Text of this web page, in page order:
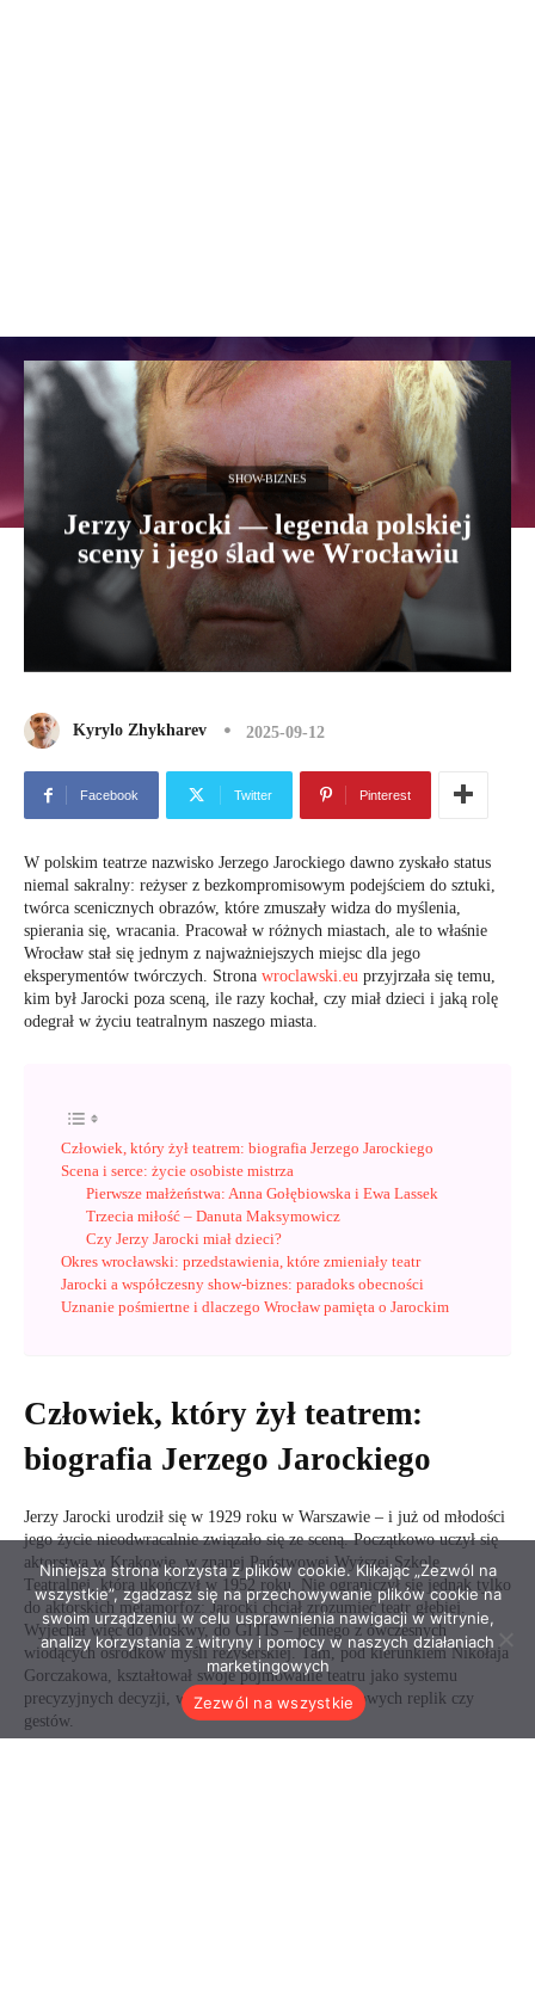
Niniejsza strona korzysta z plików cookie. Klikając „Zezwól na
wszystkie”, zgadzasz się na przechowywanie plików cookie na
swoim urządzeniu w celu usprawnienia nawigacji w witrynie,
analizy korzystania z witryny i pomocy w naszych działaniach
marketingowych
Zezwól na wszystkie